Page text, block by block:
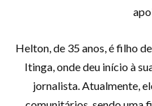
Helton, de 35 anos, é filho
Itinga, onde deu início à
jornalista. Atualmente,